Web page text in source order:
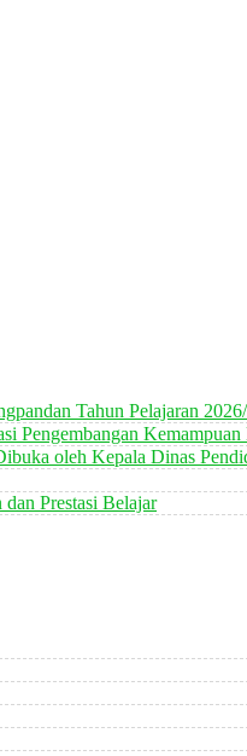
Tahun Pelajaran
Pengembangan
oleh Kepala Dinas
Prestasi Belajar